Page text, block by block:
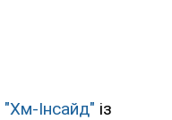
"Хм-Інсайд" із